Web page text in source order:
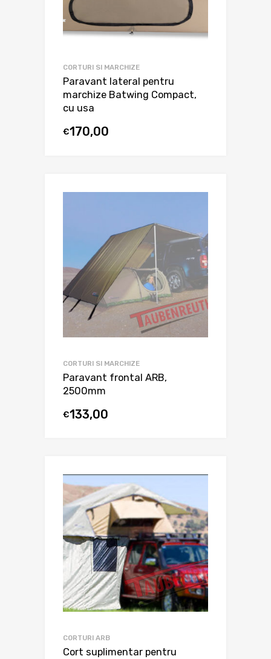
CORTURI SI MARCHIZE
Paravant lateral pentru
marchize Batwing Compact,
cu usa
€170,00
CORTURI SI MARCHIZE
Paravant frontal ARB,
2500mm
€133,00
CORTURI ARB
Cort suplimentar pentru